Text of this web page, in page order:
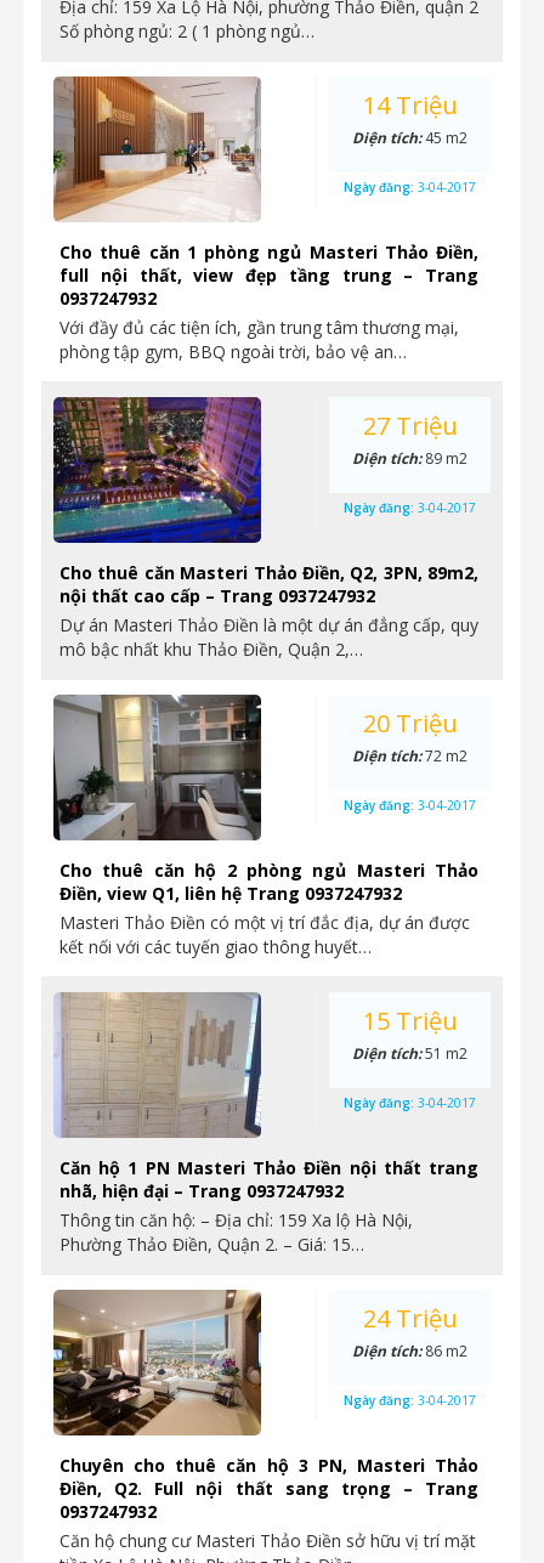
Địa chỉ: 159 Xa Lộ Hà Nội, phường Thảo Điền, quận 2
Số phòng ngủ: 2 ( 1 phòng ngủ…
Cho thuê căn 1 phòng ngủ Masteri Thảo Điền,
full nội thất, view đẹp tầng trung – Trang
0937247932
Với đầy đủ các tiện ích, gần trung tâm thương mại,
phòng tập gym, BBQ ngoài trời, bảo vệ an…
14 Triệu
Diện tích:45 m2
Ngày đăng: 3-04-2017
Cho thuê căn Masteri Thảo Điền, Q2, 3PN, 89m2,
nội thất cao cấp – Trang 0937247932
Dự án Masteri Thảo Điền là một dự án đẳng cấp, quy
mô bậc nhất khu Thảo Điền, Quận 2,…
27 Triệu
Diện tích:89 m2
Ngày đăng: 3-04-2017
Cho thuê căn hộ 2 phòng ngủ Masteri Thảo
Điền, view Q1, liên hệ Trang 0937247932
Masteri Thảo Điền có một vị trí đắc địa, dự án được
kết nối với các tuyến giao thông huyết…
20 Triệu
Diện tích:72 m2
Ngày đăng: 3-04-2017
Căn hộ 1 PN Masteri Thảo Điền nội thất trang
nhã, hiện đại – Trang 0937247932
Thông tin căn hộ: – Địa chỉ: 159 Xa lộ Hà Nội,
Phường Thảo Điền, Quận 2. – Giá: 15…
15 Triệu
Diện tích:51 m2
Ngày đăng: 3-04-2017
Chuyên cho thuê căn hộ 3 PN, Masteri Thảo
Điền, Q2. Full nội thất sang trọng – Trang
0937247932
Căn hộ chung cư Masteri Thảo Điền sở hữu vị trí mặt
24 Triệu
Diện tích:86 m2
Ngày đăng: 3-04-2017